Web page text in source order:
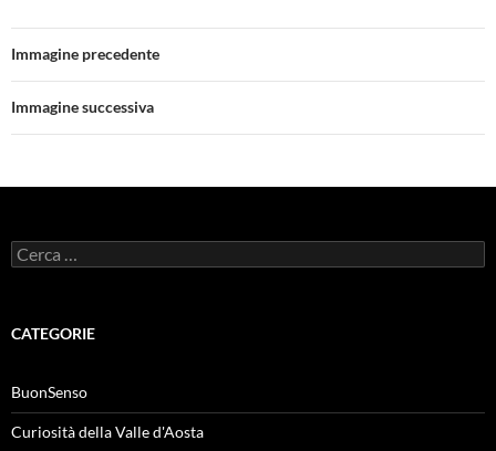
Immagine precedente
Immagine successiva
Ricerca
per:
CATEGORIE
BuonSenso
Curiosità della Valle d'Aosta